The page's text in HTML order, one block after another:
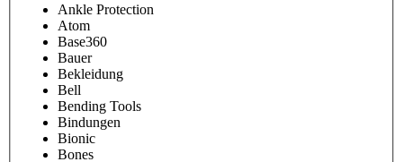
Ankle Protection
Atom
Base360
Bauer
Bekleidung
Bell
Bending Tools
Bindungen
Bionic
Bones